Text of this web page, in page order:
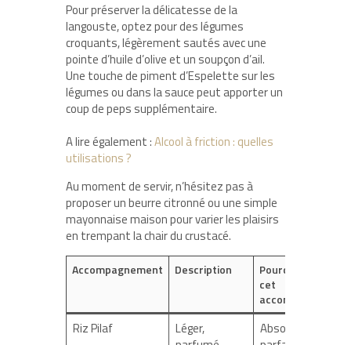
Pour préserver la délicatesse de la
langouste, optez pour des légumes
croquants, légèrement sautés avec une
pointe d’huile d’olive et un soupçon d’ail.
Une touche de piment d’Espelette sur les
légumes ou dans la sauce peut apporter un
coup de peps supplémentaire.
A lire également :Alcool à friction : quelles
utilisations ?
Au moment de servir, n’hésitez pas à
proposer un beurre citronné ou une simple
mayonnaise maison pour varier les plaisirs
en trempant la chair du crustacé.
Accompagnement Description
Pourquoi choisir
cet
accompagnement
Riz Pilaf
Léger,
Absorbe